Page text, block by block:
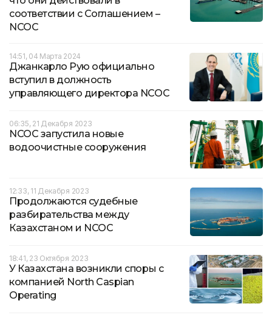
соответствии с Соглашением –
NCOC
14:51, 04 Марта 2024
Джанкарло Рую официально
вступил в должность
управляющего директора NCOC
06:35, 21 Декабря 2023
NCOC запустила новые
водоочистные сооружения
12:33, 11 Декабря 2023
Продолжаются судебные
разбирательства между
Казахстаном и NCOC
18:41, 23 Октября 2023
У Казахстана возникли споры с
компанией North Caspian
Operating